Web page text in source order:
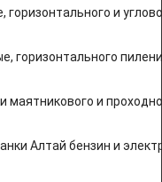
и
горизонтального
маятникового и
Алтай бензин и